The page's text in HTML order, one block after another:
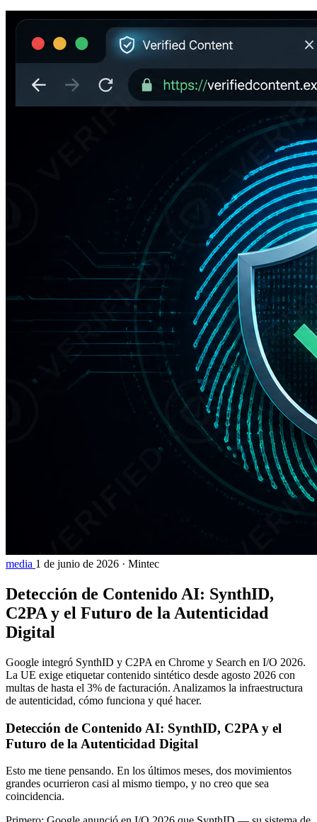
media 1 de junio de 2026 · Mintec
Detección de Contenido AI: SynthID,
C2PA y el Futuro de la Autenticidad
Digital
Google integró SynthID y C2PA en Chrome y Search en I/O 2026.
La UE exige etiquetar contenido sintético desde agosto 2026 con
multas de hasta el 3% de facturación. Analizamos la infraestructura
de autenticidad, cómo funciona y qué hacer.
Detección de Contenido AI: SynthID, C2PA y el
Futuro de la Autenticidad Digital
Esto me tiene pensando. En los últimos meses, dos movimientos
grandes ocurrieron casi al mismo tiempo, y no creo que sea
coincidencia.